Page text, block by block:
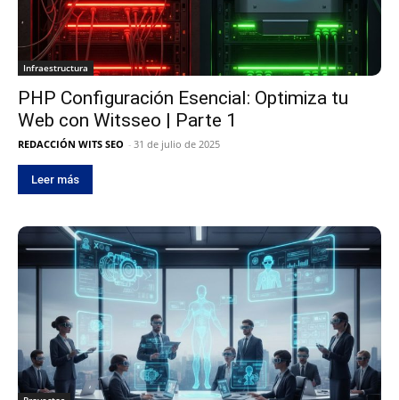
Infraestructura
PHP Configuración Esencial: Optimiza tu
Web con Witsseo | Parte 1
REDACCIÓN WITS SEO - 31 de julio de 2025
Leer más